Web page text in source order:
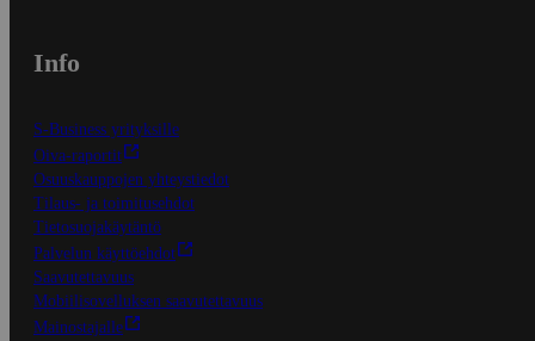
Info
S-Business yrityksille
Oiva-raportit
Osuuskauppojen yhteystiedot
Tilaus- ja toimitusehdot
Tietosuojakäytäntö
Palvelun käyttöehdot
Saavutettavuus
Mobiilisovelluksen saavutettavuus
Mainostajalle